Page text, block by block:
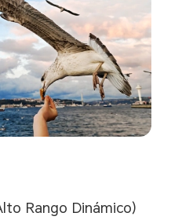
Rango Dinámico)